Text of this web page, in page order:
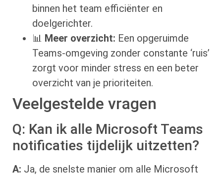
binnen het team efficiënter en
doelgerichter.
📊 Meer overzicht: Een opgeruimde
Teams-omgeving zonder constante ‘ruis’
zorgt voor minder stress en een beter
overzicht van je prioriteiten.
Veelgestelde vragen
Q: Kan ik alle Microsoft Teams
notificaties tijdelijk uitzetten?
A: Ja, de snelste manier om alle Microsoft